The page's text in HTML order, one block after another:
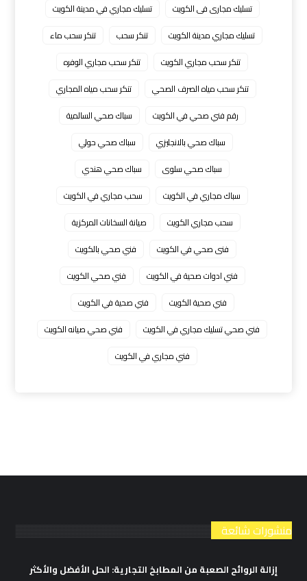
تسليك مجارى فى الكويت
تسليك مجاري في مدينة الكويت
تسليك مجاري مدينة الكويت
تنكر سحب
تنكر سحب ماء
تنكر سحب مجاري الكويت
تنكر سحب مجاري الوفره
تنكر سحب مياه الصرف الصحي
تنكر سحب مياه المجاري
رقم فني صحي في الكويت
سباك صحي السالمية
سباك صحي بالانجليزي
سباك صحي حولي
سباك صحي سلوى
سباك صحي هندي
سباك مجاري في الكويت
سحب مجاري في الكويت
سحب مجاري الكويت
صيانة السخانات المركزية
فنى صحي في الكويت
فني صحي بالكويت
فني ادوات صحية في الكويت
فني صحي الكويت
فني صحية الكويت
فني صحية في الكويت
فني صحي تسليك مجاري في الكويت
فني صحي صيانه الكويت
فني مجاري في الكويت
منشورات شائعة
إزالة الروائح الصعبة من المطابخ التجارية: الحل الأفضل والأكثر